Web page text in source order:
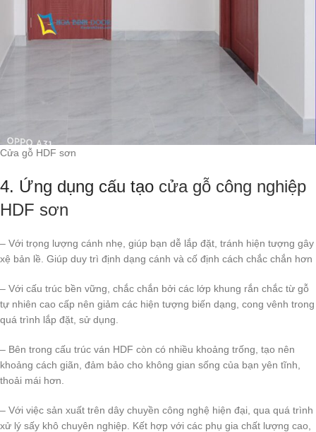
Cửa gỗ HDF sơn
4. Ứng dụng cấu tạo cửa gỗ công nghiệp
HDF sơn
– Với trọng lượng cánh nhẹ, giúp bạn dễ lắp đặt, tránh hiện tượng gây
xệ bản lề. Giúp duy trì định dạng cánh và cố định cách chắc chắn hơn
– Với cấu trúc bền vững, chắc chắn bởi các lớp khung rắn chắc từ gỗ
tự nhiên cao cấp nên giảm các hiện tượng biến dạng, cong vênh trong
quá trình lắp đặt, sử dụng.
– Bên trong cấu trúc ván HDF còn có nhiều khoảng trống, tạo nên
khoảng cách giãn, đảm bảo cho không gian sống của bạn yên tĩnh,
thoải mái hơn.
– Với việc sản xuất trên dây chuyền công nghệ hiện đại, qua quá trình
xử lý sấy khô chuyên nghiệp. Kết hợp với các phụ gia chất lượng cao,